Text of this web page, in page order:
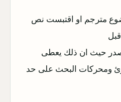
مترجم او اقتبست نص
حيث ان ذلك يعطى
ومحركات البحث على حد